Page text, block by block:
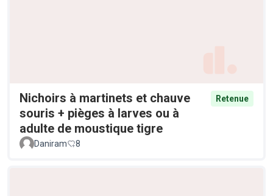
Nichoirs à martinets et chauve
souris + pièges à larves ou à
adulte de moustique tigre
Retenue
Daniram 8